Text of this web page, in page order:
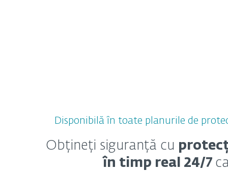
Disponibilă în toate planurile de
Obțineți siguranță cu
în timp real 24/7